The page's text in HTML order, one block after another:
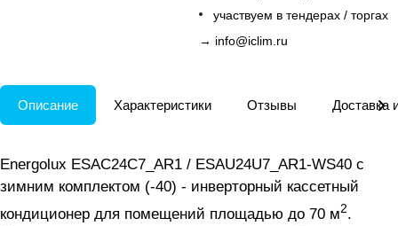
участвуем в тендерах / торгах
→ info@iclim.ru
Описание Характеристики Отзывы Доставка
Energolux ESAC24C7_AR1 / ESAU24U7_AR1-WS40 с
зимним комплектом (-40) - инверторный кассетный
кондиционер для помещений площадью до 70 м2.